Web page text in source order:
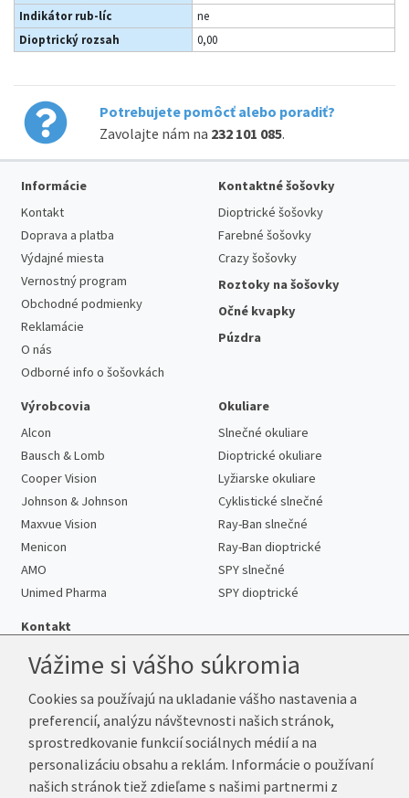
Indikátor rub-líc
ne
Dioptrický rozsah
0,00
Potrebujete pomôcť alebo poradiť?
Zavolajte nám na 232 101 085.
Informácie
Kontakt
Doprava a platba
Výdajné miesta
Vernostný program
Obchodné podmienky
Reklamácie
O nás
Odborné info o šošovkách
Kontaktné šošovky
Dioptrické šošovky
Farebné šošovky
Crazy šošovky
Roztoky na šošovky
Očné kvapky
Púzdra
Výrobcovia
Alcon
Bausch & Lomb
Cooper Vision
Johnson & Johnson
Maxvue Vision
Menicon
AMO
Unimed Pharma
Okuliare
Slnečné okuliare
Dioptrické okuliare
Lyžiarske okuliare
Cyklistické slnečné
Ray-Ban slnečné
Ray-Ban dioptrické
SPY slnečné
SPY dioptrické
Kontakt
Telefón:+421 222 205 863
E-mail:info@kup-sosovky.sk
Reklamačná adresa
Andrea Votavová
Vážime si vášho súkromia
Cookies sa používajú na ukladanie vášho nastavenia a
preferencií, analýzu návštevnosti našich stránok,
sprostredkovanie funkcií sociálnych médií a na
personalizáciu obsahu a reklám. Informácie o používaní
našich stránok tiež zdieľame s našimi partnermi z